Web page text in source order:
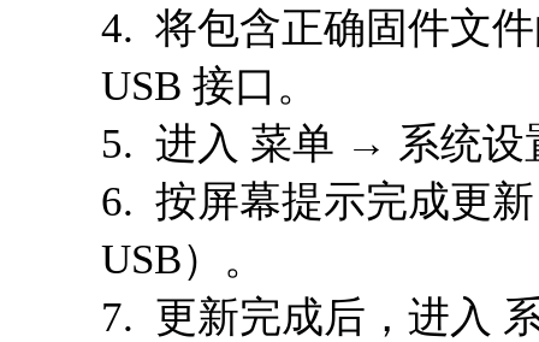
4. 将包含正确固件文
USB 接口。
5. 进入 菜单 → 系统设
6. 按屏幕提示完成更
USB）。
7. 更新完成后，进入